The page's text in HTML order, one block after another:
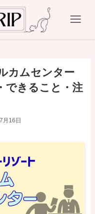
カムセンター
できること・注
月16日